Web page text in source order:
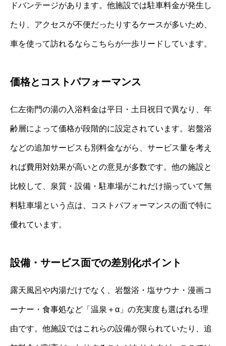
ドバンテージがあります。他施設では駐車料金が発生し
たり、アクセスが不便だったりするケースが多いため、
車を使って訪れるならこちらが一歩リードしています。
価格とコストパフォーマンス
仁左衛門の湯の入浴料金は平日・土日祝日で異なり、年
齢層によって価格が段階的に設定されています。岩盤浴
などの追加サービスも別料金ながら、サービス量を考え
れば費用対効果が高いとの意見が多数です。他の施設と
比較して、泉質・設備・駐車場がこれだけ揃っていて無
料駐車場という点は、コストパフォーマンスの面で特に
優れています。
設備・サービス面での差別化ポイント
露天風呂や内湯だけでなく、岩盤浴・塩サウナ・漫画コ
ーナー・食事処など「温泉＋α」の充実度も選ばれる理
由です。他施設ではこれらの設備が限られていたり、追